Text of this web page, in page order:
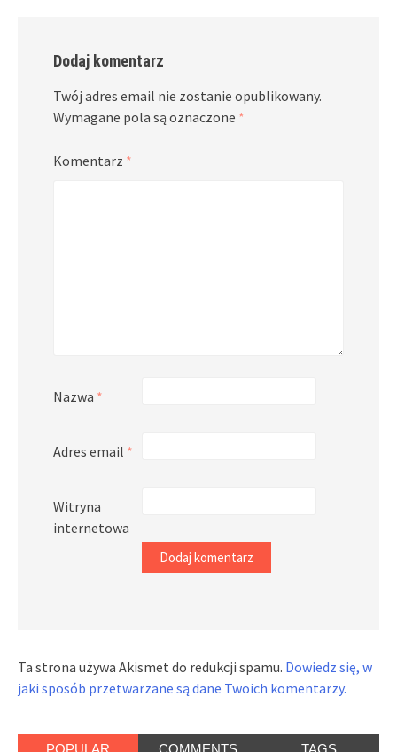
Dodaj komentarz
Twój adres email nie zostanie opublikowany.
Wymagane pola są oznaczone *
Komentarz *
Nazwa *
Adres email *
Witryna
internetowa
Ta strona używa Akismet do redukcji spamu. Dowiedz się, w
jaki sposób przetwarzane są dane Twoich komentarzy.